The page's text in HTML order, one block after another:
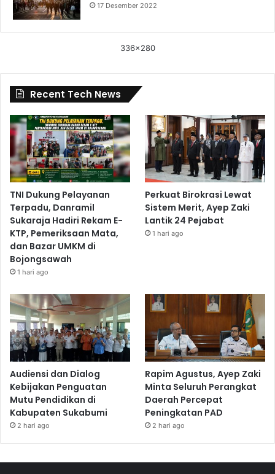
17 Desember 2022
336x280
Recent Tech News
TNI Dukung Pelayanan
Terpadu, Danramil
Sukaraja Hadiri Rekam E-
KTP, Pemeriksaan Mata,
dan Bazar UMKM di
Bojongsawah
1 hari ago
Perkuat Birokrasi Lewat
Sistem Merit, Ayep Zaki
Lantik 24 Pejabat
1 hari ago
Audiensi dan Dialog
Kebijakan Penguatan
Mutu Pendidikan di
Kabupaten Sukabumi
2 hari ago
Rapim Agustus, Ayep Zaki
Minta Seluruh Perangkat
Daerah Percepat
Peningkatan PAD
2 hari ago